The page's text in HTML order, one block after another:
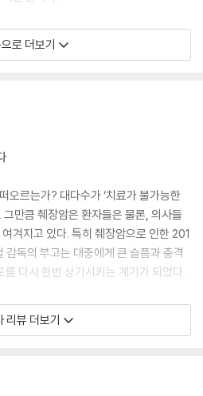
2020년 기준 연간 8천 명 정도로, 한 해
비하면 적은 편이다. 하지만 췌장암이
체 암 발생률 8위로 결코 작지 않다. 주
상대적으로 낮지만 5년 생존율은 10%
들었다.
는지, 또 목표를 어떻게 정하는지에 따
가능으로 진단된 국소 진행성 병기는 암
하다. 유도 항암치료의 목표치에 도달
효과가 강력한 항암치료를 진행하여, 암
자의 상태와 치료의 진행 상황을 세심
로 더보기
오르는가? 대다수가 ‘치료가 불가능한
그만큼 췌장암은 환자들은 물론, 의사들
겨지고 있다. 특히 췌장암으로 인한 201
독의 부고는 대중에게 큰 슬픔과 충격
다시 한번 상기시키는 계기가 되었다.
의 대명사가 되었을까? 이는 췌장암의
의 없다’는 것으로부터 기인한다. 운 좋
의 침범 역시 흔해 수술이 어려운 경우
리뷰 더보기